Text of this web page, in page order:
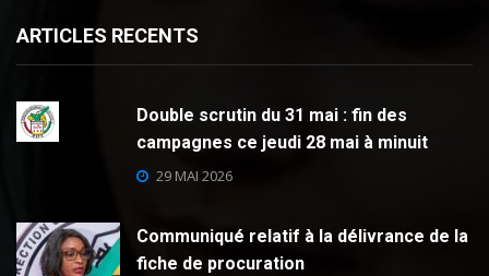
ARTICLES RECENTS
Double scrutin du 31 mai : fin des
campagnes ce jeudi 28 mai à minuit
29 MAI 2026
Communiqué relatif à la délivrance de la
fiche de procuration